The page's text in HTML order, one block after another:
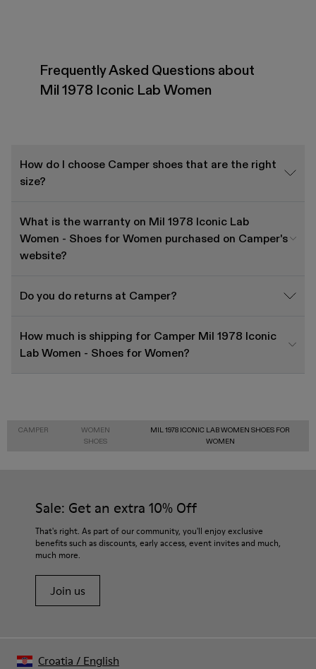
Frequently Asked Questions about
Mil 1978 Iconic Lab Women
How do I choose Camper shoes that are the right
size?
What is the warranty on Mil 1978 Iconic Lab
Women - Shoes for Women purchased on Camper's
website?
Do you do returns at Camper?
How much is shipping for Camper Mil 1978 Iconic
Lab Women - Shoes for Women?
CAMPER
WOMEN
SHOES
MIL 1978 ICONIC LAB WOMEN SHOES FOR
WOMEN
Sale: Get an extra 10% Off
That's right. As part of our community, you'll enjoy exclusive
benefits such as discounts, early access, event invites and much,
much more.
Join us
Croatia / English